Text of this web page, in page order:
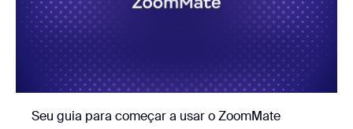
Seu guia para começar a usar o ZoomMate